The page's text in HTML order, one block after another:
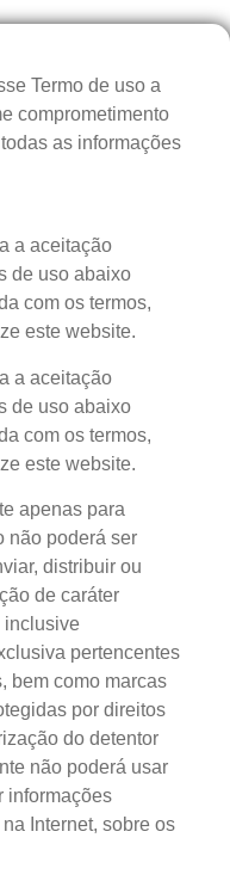
Termo de uso a
comprometimento
as informações
a aceitação
de uso abaixo
com os termos,
este website.
a aceitação
de uso abaixo
com os termos,
este website.
apenas para
não poderá ser
distribuir ou
de caráter
inclusive
pertencentes
bem como marcas
por direitos
do detentor
não poderá usar
informações
Internet, sobre os